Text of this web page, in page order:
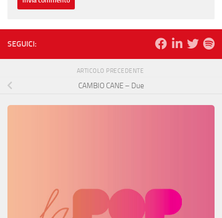
SEGUICI:
ARTICOLO PRECEDENTE
CAMBIO CANE – Due